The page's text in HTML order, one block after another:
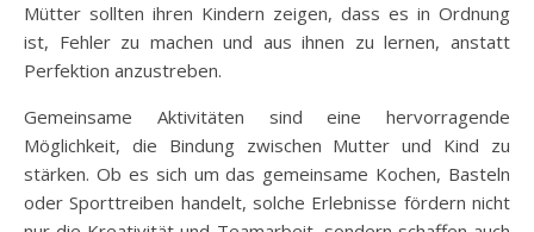
Mütter sollten ihren Kindern zeigen, dass es in Ordnung
ist, Fehler zu machen und aus ihnen zu lernen, anstatt
Perfektion anzustreben.
Gemeinsame Aktivitäten sind eine hervorragende
Möglichkeit, die Bindung zwischen Mutter und Kind zu
stärken. Ob es sich um das gemeinsame Kochen, Basteln
oder Sporttreiben handelt, solche Erlebnisse fördern nicht